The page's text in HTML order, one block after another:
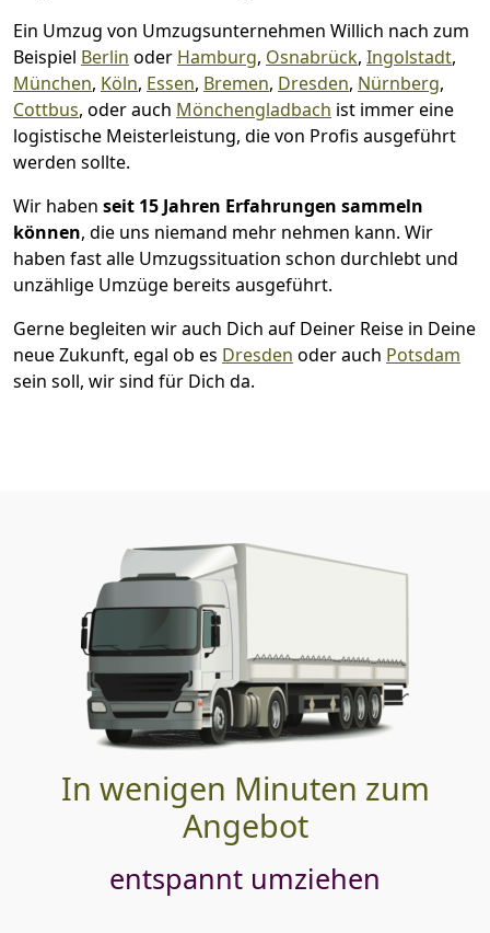
Ein Umzug von Umzugsunternehmen Willich nach zum
Beispiel Berlin oder Hamburg, Osnabrück, Ingolstadt,
München, Köln, Essen, Bremen, Dresden, Nürnberg,
Cottbus, oder auch Mönchen­gladbach ist immer eine
logistische Meisterleistung, die von Profis ausgeführt
werden sollte.
Wir haben seit 15 Jahren Erfahrungen sammeln
können, die uns niemand mehr nehmen kann. Wir
haben fast alle Umzugssituation schon durchlebt und
unzählige Umzüge bereits ausgeführt.
Gerne begleiten wir auch Dich auf Deiner Reise in Deine
neue Zukunft, egal ob es Dresden oder auch Potsdam
sein soll, wir sind für Dich da.
In wenigen Minuten zum
Angebot
entspannt umziehen